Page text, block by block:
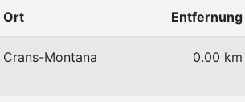
Ort Entfernung
Crans-Montana 0.00 km